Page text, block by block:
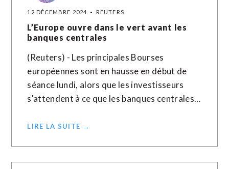
12 DÉCEMBRE 2024 REUTERS
L’Europe ouvre dans le vert avant les
banques centrales
(Reuters) - Les principales Bourses
européennes sont en hausse en début de
séance lundi, alors que les investisseurs
s'attendent à ce que les banques centrales…
LIRE LA SUITE →